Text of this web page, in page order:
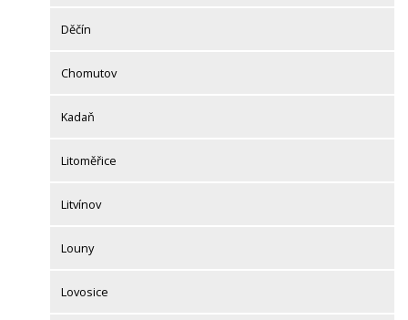
Děčín
Chomutov
Kadaň
Litoměřice
Litvínov
Louny
Lovosice